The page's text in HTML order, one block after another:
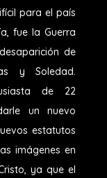
para el país
fue la Guerra
de
y Soledad.
de 22
un nuevo
estatutos
imágenes en
ya que el